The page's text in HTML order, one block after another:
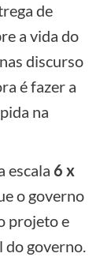
de
a vida do
discurso
é fazer a
na
escala 6 x
o governo
projeto e
do governo.